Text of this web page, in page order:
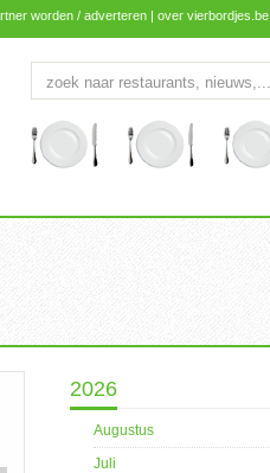
worden / adverteren | over vierbordjes.be
2026
Augustus
Juli